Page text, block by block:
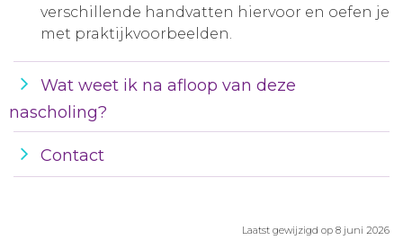
verschillende handvatten hiervoor en oefen je
met praktijkvoorbeelden.
Wat weet ik na afloop van deze
nascholing?
Contact
Laatst gewijzigd op 8 juni 2026